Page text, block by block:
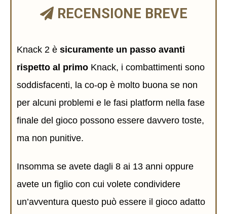
RECENSIONE BREVE
Knack 2 è sicuramente un passo avanti
rispetto al primo Knack, i combattimenti sono
soddisfacenti, la co-op è molto buona se non
per alcuni problemi e le fasi platform nella fase
finale del gioco possono essere davvero toste,
ma non punitive.
Insomma se avete dagli 8 ai 13 anni oppure
avete un figlio con cui volete condividere
un’avventura questo può essere il gioco adatto